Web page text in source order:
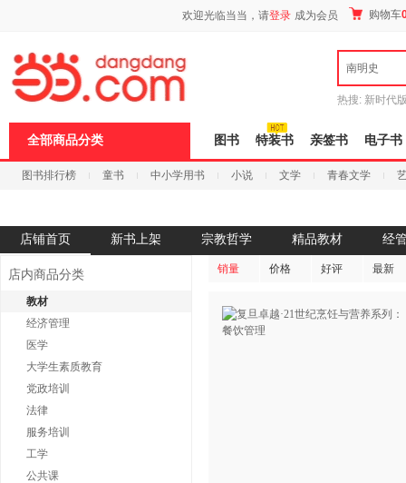
欢迎光临当当，请登录 成为会员 购物车
南明史
热搜: 新时代
全部商品分类 图书 特装书 亲签书 电子书
图书排行榜 童书 中小学用书 小说 文学 青春文学
店铺首页 新书上架 宗教哲学 精品教材 经
店内商品分类
教材
经济管理
医学
大学生素质教育
党政培训
法律
服务培训
工学
公共课
销量 价格 好评 最新
页
浪
键
打